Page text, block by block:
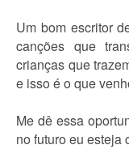
Um bom escritor
canções que
crianças que
e isso é o que
Me dê essa
no futuro eu esteja